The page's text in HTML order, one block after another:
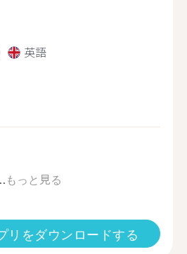
英語
もっと見る
リをダウンロードする